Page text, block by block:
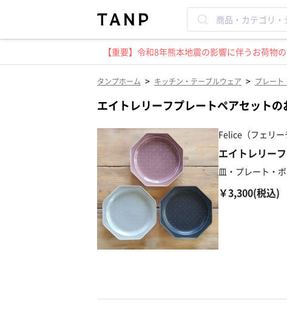
【重要】令和8年熊本地震の影響に伴うお荷物
タンプホーム > キッチン・テーブルウェア > プレート
エイトレリーフプレートペアセットの
Felice（フェリー
エイトレリー
皿・プレート・
￥3,300(税込)